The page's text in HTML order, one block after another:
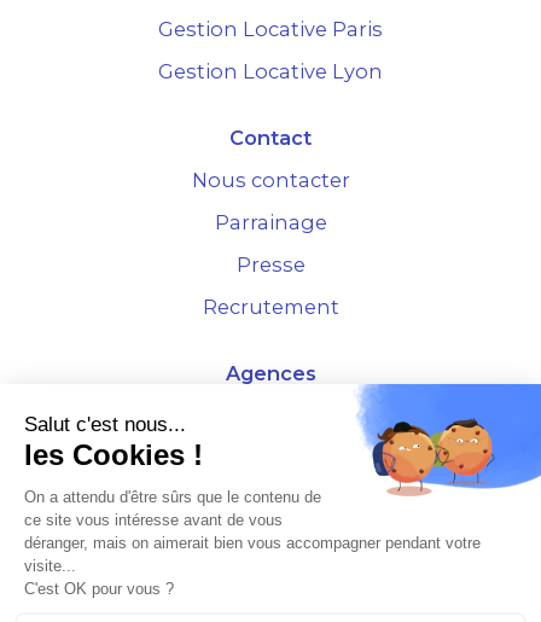
Gestion Locative Paris
Gestion Locative Lyon
Contact
Nous contacter
Parrainage
Presse
Recrutement
Agences
4 Rue de la Bourse - 69001 Lyon
10 rue d'Austerlitz - 75012 Paris
À L'HORIZON 2025
Salut c'est nous...
les Cookies !
On a attendu d'être sûrs que le contenu de
ce site vous intéresse avant de vous
déranger, mais on aimerait bien vous accompagner pendant votre
visite...
C'est OK pour vous ?